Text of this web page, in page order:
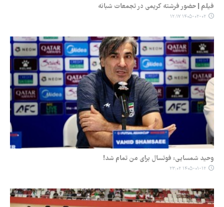
فیلم | حضور فرشته کریمی در تجمعات شبانه
۱۴۰۵-۰۲-۰۲ ۱۲:۱۷
وحید شمسایی: فوتسال برای من تمام شد!
۱۴۰۵-۰۱-۱۲ ۲۳:۰۲